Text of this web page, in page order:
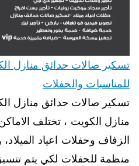
للمناسبات والحفلات
تسكير صالات حدائق منازل
منازل الكويت ، تختلف
الزفاف وحفلات اعياد
منظمة للحفلات لكي يتم